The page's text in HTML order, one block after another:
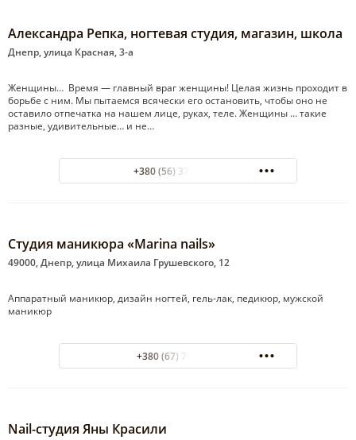
Александра Репка, ногтевая студия, магазин, школа
Днепр, улица Красная, 3-а
Женщины… Время — главный враг женщины! Целая жизнь проходит в
борьбе с ним. Мы пытаемся всячески его остановить, чтобы оно не
оставило отпечатка на нашем лице, руках, теле. Женщины … такие
разные, удивительные… и не…
+380 (56) 370-25-93
Студия маникюра «Marina nails»
49000, Днепр, улица Михаила Грушевского, 12
Аппаратный маникюр, дизайн ногтей, гель-лак, педикюр, мужской
маникюр
+380 (67) 7618417
Nail-студия Яны Красили